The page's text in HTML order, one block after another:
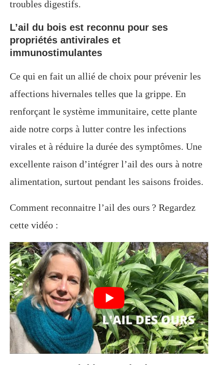
troubles digestifs.
L’ail du bois est reconnu pour ses
propriétés antivirales et
immunostimulantes
Ce qui en fait un allié de choix pour prévenir les
affections hivernales telles que la grippe. En
renforçant le système immunitaire, cette plante
aide notre corps à lutter contre les infections
virales et à réduire la durée des symptômes. Une
excellente raison d’intégrer l’ail des ours à notre
alimentation, surtout pendant les saisons froides.
Comment reconnaitre l’ail des ours ? Regardez
cette vidéo :